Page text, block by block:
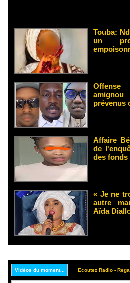
Touba:
un
prévenus
Affaire
de
des fonds
« Je ne
autre
Aïda
Vidéos du moment... Ecoutez Radio -